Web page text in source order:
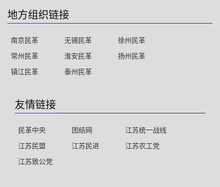
地方组织链接
南京民革 无锡民革
徐州民革
常州民革
淮安民革
扬州民革
镇江民革
泰州民革
友情链接
民革中央 团结网
江苏统一战线
江苏民盟
江苏民进
江苏农工党
江苏致公党